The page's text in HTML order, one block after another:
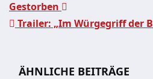
Gestorben
Trailer: „Im Würgegriff der
ÄHNLICHE BEITRÄGE